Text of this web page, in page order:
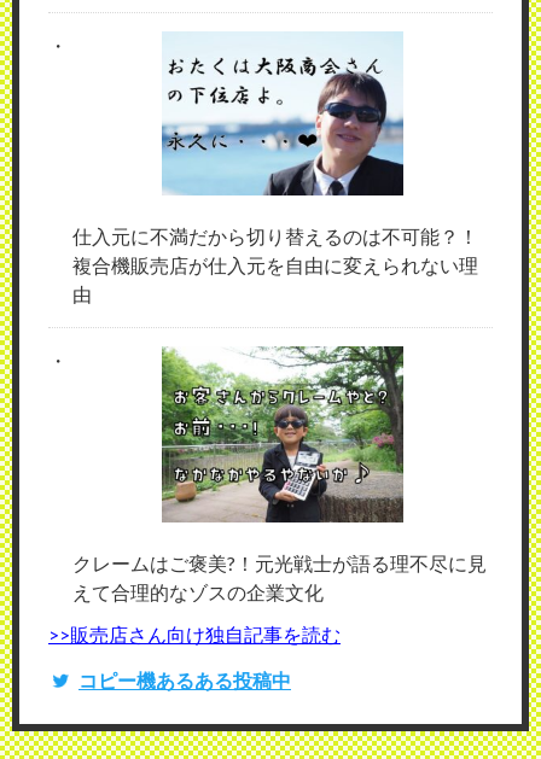
仕入元に不満だから切り替えるのは不可能？！
複合機販売店が仕入元を自由に変えられない理
由
クレームはご褒美?！元光戦士が語る理不尽に見
えて合理的なゾスの企業文化
>>販売店さん向け独自記事を読む
コピー機あるある投稿中